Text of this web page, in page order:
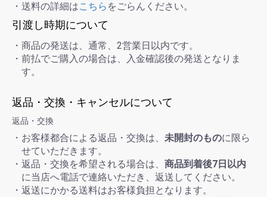
・送料の詳細はこちら をごらんください。
引渡し時期について
・商品の発送は、通常、2営業日以内です。
・前払でご購入の場合は、入金確認後の発送となりま
す。
返品・交換・キャンセルについて
返品・交換
・お客様都合による返品・交換は、 未開封のものに限ら
せていただきます。
・返品・交換を希望される場合は、 商品到着後7日以内
に当店へ電話で連絡いただき、返送してください。
・返送にかかる送料はお客様負担となります。